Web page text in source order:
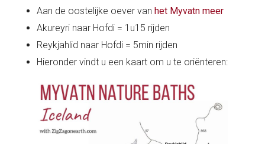
Aan de oostelijke oever vanhet Myvatn meer
Akureyri naar Hofdi = 1u15 rijden
Reykjahlid naar Hofdi = 5min rijden
Hieronder vindt u een kaart om u te oriënteren: